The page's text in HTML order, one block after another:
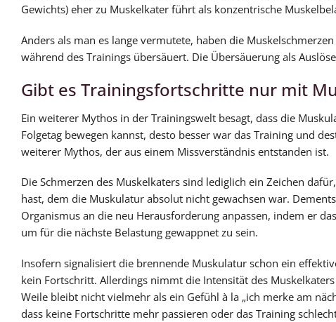
Gewichts) eher zu Muskelkater führt als konzentrische
Anders als man es lange vermutete, haben die
während des Trainings übersäuert. Die Übersäuerung als
Gibt es Trainingsfortschritte nur mit
Ein weiterer Mythos in der Trainingswelt besagt, dass die
Folgetag bewegen kannst, desto besser war das Training und
weiterer Mythos, der aus einem Missverständnis entstanden ist.
Die Schmerzen des Muskelkaters sind lediglich ein Zeichen
hast, dem die Muskulatur absolut nicht gewachsen war.
Organismus an die neu Herausforderung anpassen, indem er
um für die nächste Belastung gewappnet zu sein.
Insofern signalisiert die brennende Muskulatur schon ein
kein Fortschritt. Allerdings nimmt die Intensität des
Weile bleibt nicht vielmehr als ein Gefühl à la „ich merke am
dass keine Fortschritte mehr passieren oder das Training